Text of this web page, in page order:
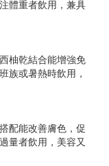
體重者飲用，兼具
柚乾結合能增強免
族或暑熱時飲用，
配能改善膚色，促
量者飲用，美容又